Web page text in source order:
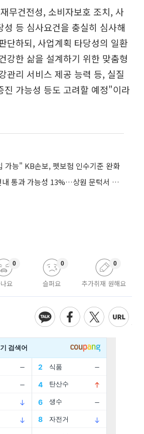
무건전성, 소비자보호 조치, 사
성 등 심사요건을 충실히 심사해
단하되, 사업계획 타당성의 일환
강한 삶을 설계하기 위한 맞춤형
관리 서비스 제공 능력 등, 실질
진 가능성 등도 고려할 예정"이라
가능" KB손보, 펫보험 인수기준 완화
美 클래리티 법안 연내 통과 가능성 13%…상원 문턱서 제동
요
0
슬퍼요
0
추가취재 원해요
0